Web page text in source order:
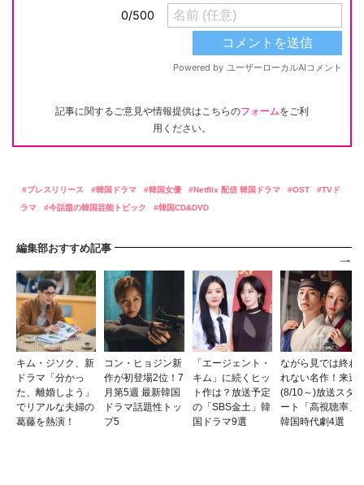
記事に関するご意見や情報提供はこちらのフォームをご利
用ください。
プレスリリース 韓国ドラマ 韓国女優 Netflix 配信 韓国ドラマ OST
TVド
ラマ
今話題の韓国芸能トピック 韓国CD&DVD
編集部おすすめ記事
キム・ジソク、新
ドラマ「分かっ
た、離婚しよう」
でリアルな夫婦の
葛藤を熱演！
コン・ヒョジン新
作が初登場2位！7
月第5週 最新韓国
ドラマ話題性トッ
プ5
「エージェント・
キム」に続くヒッ
ト作は？放送予定
の「SBS金土」韓
国ドラマ9選
ながら見では終わ
れない名作！来週
(8/10～)放送スタ
ート「高視聴率」
韓国時代劇4選